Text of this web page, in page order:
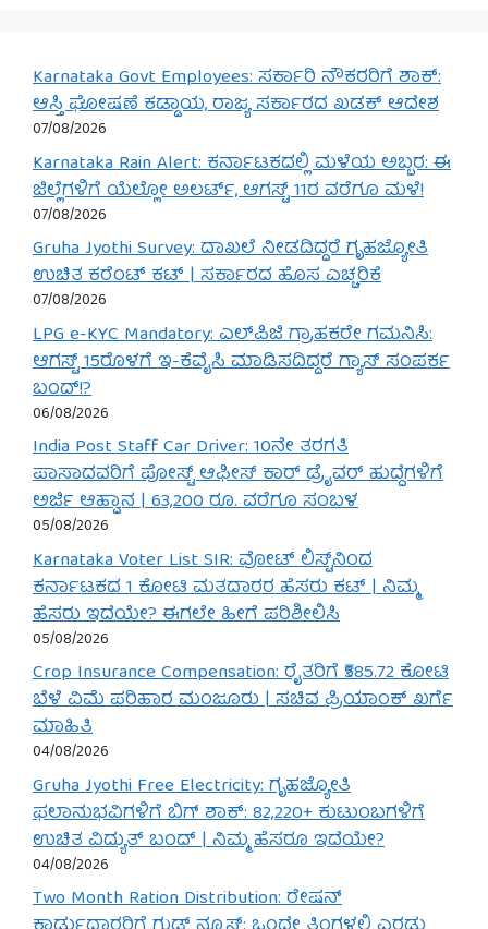
Karnataka Govt Employees: ಸರ್ಕಾರಿ ನೌಕರರಿಗೆ ಶಾಕ್:
ಆಸ್ತಿ ಘೋಷಣೆ ಕಡ್ಡಾಯ, ರಾಜ್ಯ ಸರ್ಕಾರದ ಖಡಕ್ ಆದೇಶ
07/08/2026
Karnataka Rain Alert: ಕರ್ನಾಟಕದಲ್ಲಿ ಮಳೆಯ ಅಬ್ಬರ: ಈ
ಜಿಲ್ಲೆಗಳಿಗೆ ಯೆಲ್ಲೋ ಅಲರ್ಟ್, ಆಗಸ್ಟ್ 11ರ ವರೆಗೂ ಮಳೆ!
07/08/2026
Gruha Jyothi Survey: ದಾಖಲೆ ನೀಡದಿದ್ದರೆ ಗೃಹಜ್ಯೋತಿ
ಉಚಿತ ಕರೆಂಟ್ ಕಟ್ | ಸರ್ಕಾರದ ಹೊಸ ಎಚ್ಚರಿಕೆ
07/08/2026
LPG e-KYC Mandatory: ಎಲ್‌ಪಿಜಿ ಗ್ರಾಹಕರೇ ಗಮನಿಸಿ:
ಆಗಸ್ಟ್ 15ರೊಳಗೆ ಇ-ಕೆವೈಸಿ ಮಾಡಿಸದಿದ್ದರೆ ಗ್ಯಾಸ್ ಸಂಪರ್ಕ
ಬಂದ್!?
06/08/2026
India Post Staff Car Driver: 10ನೇ ತರಗತಿ
ಪಾಸಾದವರಿಗೆ ಪೋಸ್ಟ್ ಆಫೀಸ್ ಕಾರ್ ಡ್ರೈವರ್ ಹುದ್ದೆಗಳಿಗೆ
ಅರ್ಜಿ ಆಹ್ವಾನ | 63,200 ರೂ. ವರೆಗೂ ಸಂಬಳ
05/08/2026
Karnataka Voter List SIR: ವೋಟ್ ಲಿಸ್ಟ್‌ನಿಂದ
ಕರ್ನಾಟಕದ 1 ಕೋಟಿ ಮತದಾರರ ಹೆಸರು ಕಟ್ | ನಿಮ್ಮ
ಹೆಸರು ಇದೆಯೇ? ಈಗಲೇ ಹೀಗೆ ಪರಿಶೀಲಿಸಿ
05/08/2026
Crop Insurance Compensation: ರೈತರಿಗೆ ₹585.72 ಕೋಟಿ
ಬೆಳೆ ವಿಮೆ ಪರಿಹಾರ ಮಂಜೂರು | ಸಚಿವ ಪ್ರಿಯಾಂಕ್ ಖರ್ಗೆ
ಮಾಹಿತಿ
04/08/2026
Gruha Jyothi Free Electricity: ಗೃಹಜ್ಯೋತಿ
ಫಲಾನುಭವಿಗಳಿಗೆ ಬಿಗ್ ಶಾಕ್: 82,220+ ಕುಟುಂಬಗಳಿಗೆ
ಉಚಿತ ವಿದ್ಯುತ್ ಬಂದ್ | ನಿಮ್ಮ ಹೆಸರೂ ಇದೆಯೇ?
04/08/2026
Two Month Ration Distribution: ರೇಷನ್